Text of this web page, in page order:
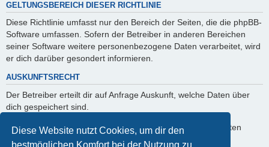
Diese Website nutzt Cookies, um dir den
bestmöglichen Komfort bei der Nutzung zu
GELTUNGSBEREICH DIESER RICHTLINIE
Diese Richtlinie umfasst nur den Bereich der Seiten, die die phpBB-
Software umfassen. Sofern der Betreiber in anderen Bereichen
seiner Software weitere personenbezogene Daten verarbeitet, wird
er dich darüber gesondert informieren.
AUSKUNFTSRECHT
Der Betreiber erteilt dir auf Anfrage Auskunft, welche Daten über
dich gespeichert sind.
Du kannst jederzeit die Löschung bzw. Sperrung deiner Daten
verlangen. Kontaktiere hierzu bitte den Betreiber.